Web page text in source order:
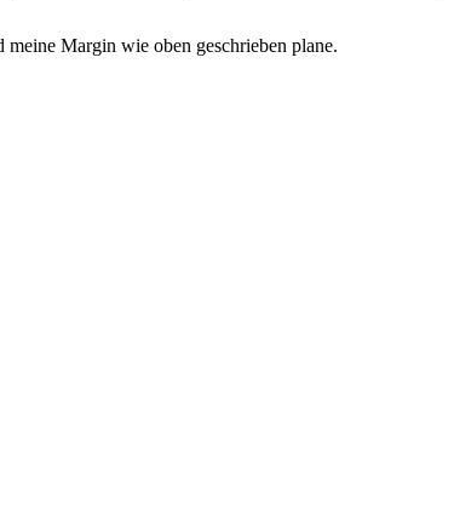
Margin wie oben geschrieben plane.